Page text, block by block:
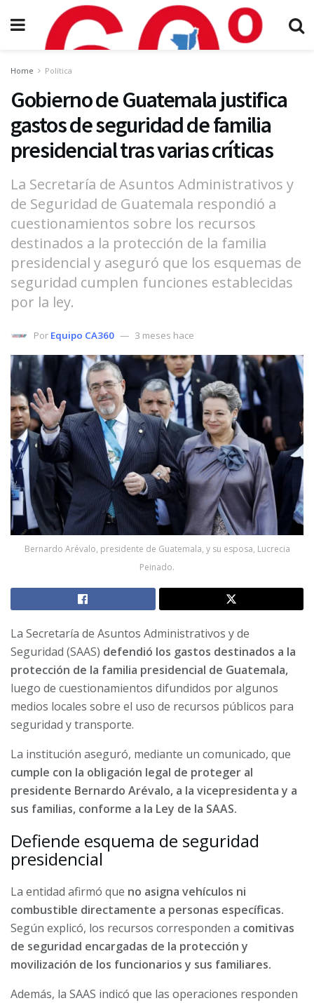
Home Política
Gobierno de Guatemala justifica
gastos de seguridad de familia
presidencial tras varias críticas
La Secretaría de Asuntos Administrativos y
de Seguridad de Guatemala respondió a
cuestionamientos sobre los recursos
destinados a la protección de la familia
presidencial y aseguró que los esquemas de
seguridad cumplen funciones establecidas
por la ley.
Por Equipo CA360 3 meses hace
Bernardo Arévalo, presidente de Guatemala, y su esposa, Lucrecia
Peinado.
La Secretaría de Asuntos Administrativos y de
Seguridad (SAAS) defendió los gastos destinados a la
protección de la familia presidencial de Guatemala,
luego de cuestionamientos difundidos por algunos
medios locales sobre el uso de recursos públicos para
seguridad y transporte.
La institución aseguró, mediante un comunicado, que
cumple con la obligación legal de proteger al
presidente Bernardo Arévalo, a la vicepresidenta y a
sus familias, conforme a la Ley de la SAAS.
Defiende esquema de seguridad
presidencial
La entidad afirmó que no asigna vehículos ni
combustible directamente a personas específicas.
Según explicó, los recursos corresponden a comitivas
de seguridad encargadas de la protección y
movilización de los funcionarios y sus familiares.
Además, la SAAS indicó que las operaciones responden